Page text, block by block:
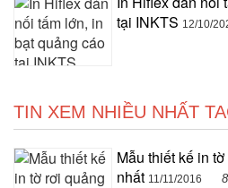
tại INKTS 12/10/
TIN XEM NHIỀU NHẤT
Mẫu thiết kế in
nhất 11/11/2016